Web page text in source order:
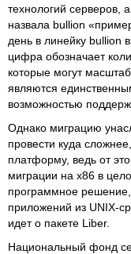
технологий серверов,
назвала bullion
день в линейку bullion
цифра обозначает
которые могут
являются
возможностью
Однако миграцию
провести куда
платформу, ведь от
миграции на x86 в
программное решение,
приложений из UNIX-
идет о пакете Liber.
Национальный фонд